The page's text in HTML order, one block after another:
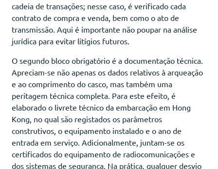
cadeia de transações; nesse caso, é verificado cada
contrato de compra e venda, bem como o ato de
transmissão. Aqui é importante não poupar na análise
jurídica para evitar litígios futuros.
O segundo bloco obrigatório é a documentação técnica.
Apreciam-se não apenas os dados relativos à arqueação
e ao comprimento do casco, mas também uma
peritagem técnica completa. Para este efeito, é
elaborado o livrete técnico da embarcação em Hong
Kong, no qual são registados os parâmetros
construtivos, o equipamento instalado e o ano de
entrada em serviço. Adicionalmente, juntam-se os
certificados do equipamento de radiocomunicações e
dos sistemas de segurança. Na prática, qualquer desvio